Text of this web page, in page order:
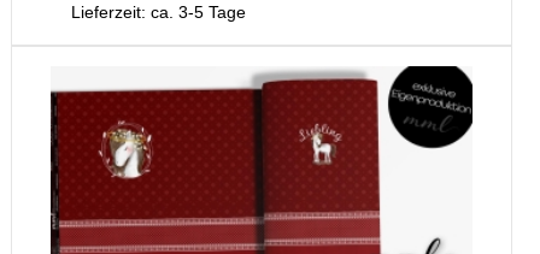
Lieferzeit: ca. 3-5 Tage